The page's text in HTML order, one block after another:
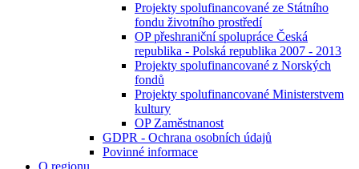
Projekty spolufinancované ze Státního
fondu životního prostředí
OP přeshraniční spolupráce Česká
republika - Polská republika 2007 - 2013
Projekty spolufinancované z Norských
fondů
Projekty spolufinancované Ministerstvem
kultury
OP Zaměstnanost
GDPR - Ochrana osobních údajů
Povinné informace
O regionu